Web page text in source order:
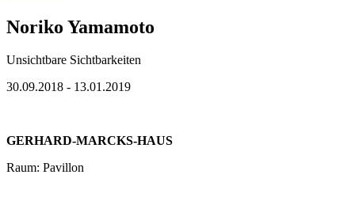
Noriko Yamamoto
Unsichtbare Sichtbarkeiten
30.09.2018 - 13.01.2019
GERHARD-MARCKS-HAUS
Raum: Pavillon